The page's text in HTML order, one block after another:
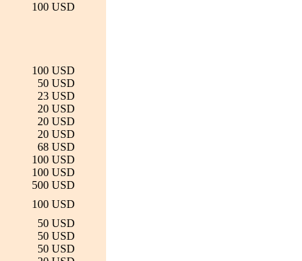
100 USD
100 USD
50 USD
23 USD
20 USD
20 USD
20 USD
68 USD
100 USD
100 USD
500 USD
100 USD
50 USD
50 USD
50 USD